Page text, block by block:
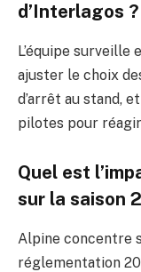
d’Interlagos ?
L’équipe surveille
ajuster le choix
d’arrêt au stand,
pilotes pour
Quel est
sur la saison
Alpine concentre
réglementation